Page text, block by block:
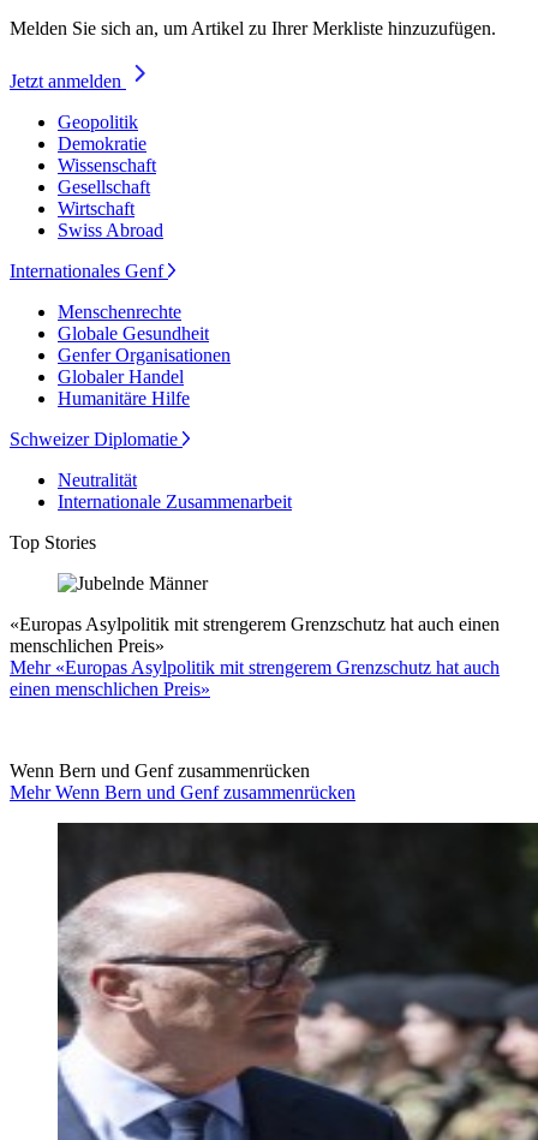
Melden Sie sich an, um Artikel zu Ihrer Merkliste hinzuzufügen.
Jetzt anmelden
Geopolitik
Demokratie
Wissenschaft
Gesellschaft
Wirtschaft
Swiss Abroad
Internationales Genf
Menschenrechte
Globale Gesundheit
Genfer Organisationen
Globaler Handel
Humanitäre Hilfe
Schweizer Diplomatie
Neutralität
Internationale Zusammenarbeit
Top Stories
«Europas Asylpolitik mit strengerem Grenzschutz hat auch einen
menschlichen Preis»
Mehr «Europas Asylpolitik mit strengerem Grenzschutz hat auch
einen menschlichen Preis»
Wenn Bern und Genf zusammenrücken
Mehr Wenn Bern und Genf zusammenrücken